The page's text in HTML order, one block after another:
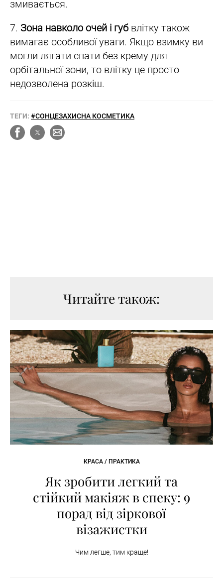
змивається.
7. Зона навколо очей і губвлітку також
вимагає особливої уваги. Якщо взимку ви
могли лягати спати без крему для
орбітальної зони, то влітку це просто
недозволена розкіш.
ТЕГИ: #СОНЦЕЗАХИСНА КОСМЕТИКА
Читайте також:
КРАСА / ПРАКТИКА
Як зробити легкий та
стійкий макіяж в спеку: 9
порад від зіркової
візажистки
Чим легше, тим краще!